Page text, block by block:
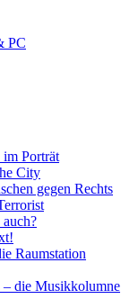
PC
Porträt
City
gegen Rechts
Raumstation
– die Musikkolumne